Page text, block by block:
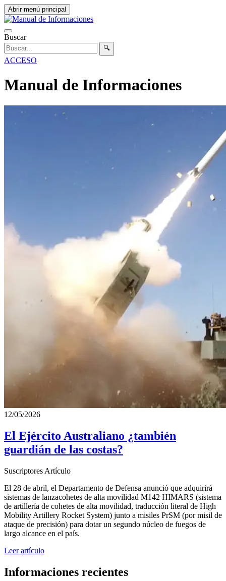
Abrir menú principal
Buscar
🔍
ACCESO
Manual de Informaciones
12/05/2026
El Ejército Australiano ¿también
guardián de las costas?
Suscriptores Artículo
El 28 de abril, el Departamento de Defensa anunció que adquirirá
sistemas de lanzacohetes de alta movilidad M142 HIMARS (sistema
de artillería de cohetes de alta movilidad, traducción literal de High
Mobility Artillery Rocket System) junto a misiles PrSM (por misil de
ataque de precisión) para dotar un segundo núcleo de fuegos de
largo alcance en el país.
Leer artículo
Informaciones recientes